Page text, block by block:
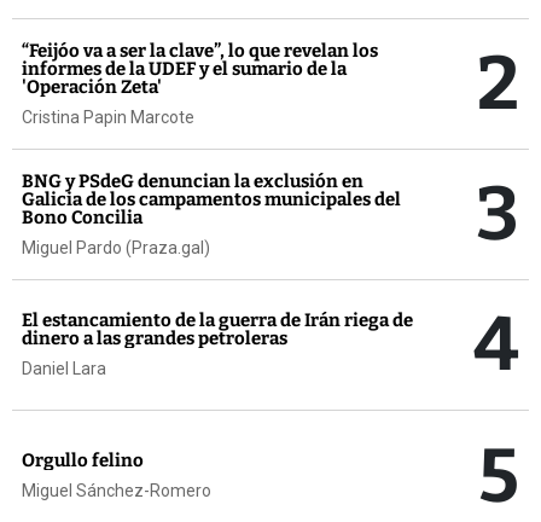
“Feijóo va a ser la clave”, lo que revelan los
informes de la UDEF y el sumario de la
'Operación Zeta'
Cristina Papin Marcote 2
BNG y PSdeG denuncian la exclusión en
Galicia de los campamentos municipales del
Bono Concilia
Miguel Pardo (Praza.gal) 3
El estancamiento de la guerra de Irán riega de
dinero a las grandes petroleras
Daniel Lara 4
Orgullo felino
Miguel Sánchez-Romero 5